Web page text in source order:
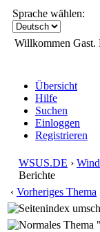
Sprache wählen:
Willkommen Gast.
Übersicht
Hilfe
Suchen
Einloggen
Registrieren
WSUS.DE ›
Berichte
‹ Vorheriges Thema